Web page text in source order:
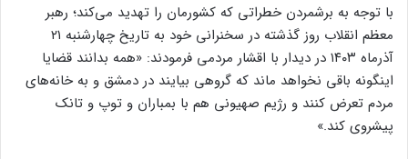
با توجه به برشمردن خطراتی که کشورمان را تهدید می‌کند؛ رهبر
معظم انقلاب روز گذشته در سخنرانی خود به تاریخ چهارشنبه ۲۱
آذرماه ۱۴۰۳ در دیدار با اقشار مردمی فرمودند: «همه بدانند قضایا
اینگونه باقی نخواهد ماند که گروهی بیایند در دمشق و به خانه‌های
مردم تعرض کنند و رژیم صهیونی هم با بمباران و توپ و تانک
پیشروی کند.»